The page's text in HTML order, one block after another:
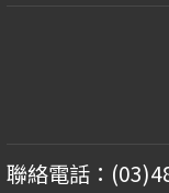
聯絡電話：